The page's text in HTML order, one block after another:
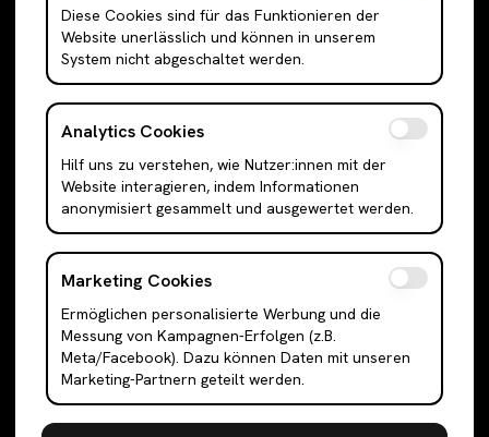
Cami Top & Ärmellos
Schulterfreie Oberteile
Boleros & Shrugs
Anzugwesten & Polunder
Langarm Oberteile
Bodysuits
Outerwear
Jacken
Cardigans
Blazer
Mäntel & Trenchcoats
Puffer & Bomber Jacken
Faux-Fell & Felljacken
Mini Röcke
Midi Röcke
Kleider
Midi Kleider
Maxi Kleider
Abendkleider
Tanktops
Anzüge
Sneakers
Halbschuhe & Slipper
Diese Cookies sind für das Funktionieren der
Website unerlässlich und können in unserem
System nicht abgeschaltet werden.
Analytics Cookies
Hilf uns zu verstehen, wie Nutzer:innen mit der
Website interagieren, indem Informationen
anonymisiert gesammelt und ausgewertet werden.
Marketing Cookies
Ermöglichen personalisierte Werbung und die
Messung von Kampagnen-Erfolgen (z.B.
Meta/Facebook). Dazu können Daten mit unseren
Marketing-Partnern geteilt werden.